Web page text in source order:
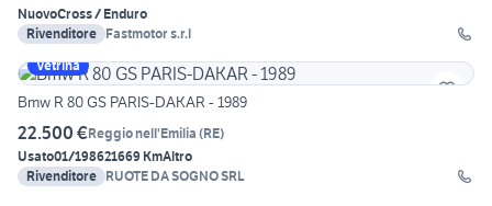
NuovoCross / Enduro
Rivenditore Fastmotor s.r.l
Vetrina
Bmw R 80 GS PARIS-DAKAR - 1989
22.500 €Reggio nell'Emilia (RE)
Usato01/198621669 KmAltro
Rivenditore RUOTE DA SOGNO SRL